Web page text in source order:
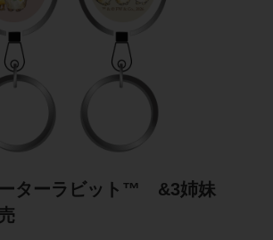
ーターラビット™ &3姉妹